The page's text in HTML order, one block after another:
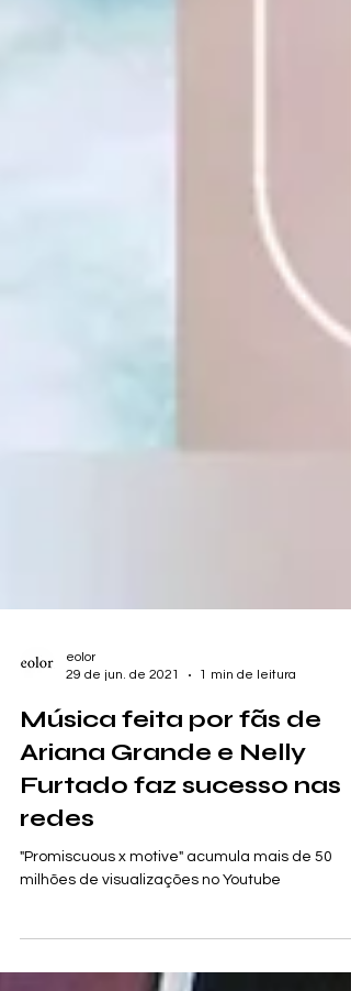
eolor
29 de jun. de 2021
1 min de leitura
Música feita por fãs de
Ariana Grande e Nelly
Furtado faz sucesso nas
redes